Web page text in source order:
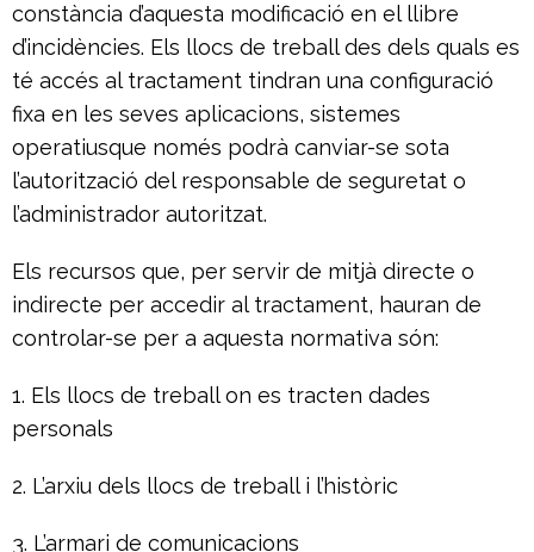
constància d’aquesta modificació en el llibre
d’incidències. Els llocs de treball des dels quals es
té accés al tractament tindran una configuració
fixa en les seves aplicacions, sistemes
operatiusque només podrà canviar-se sota
l’autorització del responsable de seguretat o
l’administrador autoritzat.
Els recursos que, per servir de mitjà directe o
indirecte per accedir al tractament, hauran de
controlar-se per a aquesta normativa són:
1. Els llocs de treball on es tracten dades
personals
2. L’arxiu dels llocs de treball i l’històric
3. L’armari de comunicacions